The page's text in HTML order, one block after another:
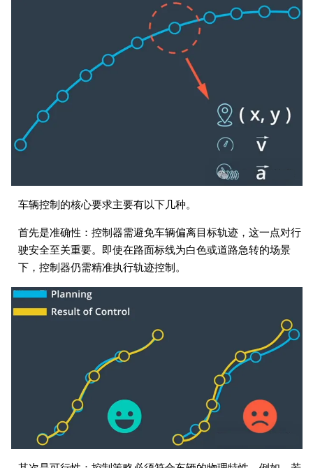
车辆控制的核心要求主要有以下几种。
首先是准确性：控制器需避免车辆偏离目标轨迹，这一点对行
驶安全至关重要。即使在路面标线为白色或道路急转的场景
下，控制器仍需精准执行轨迹控制。